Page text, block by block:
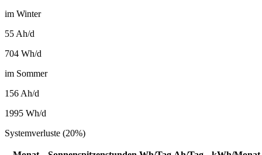
im Winter
55 Ah/d
704 Wh/d
im Sommer
156 Ah/d
1995 Wh/d
Systemverluste (20%)